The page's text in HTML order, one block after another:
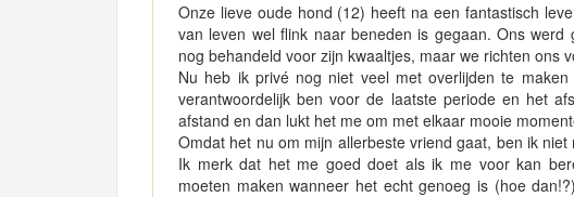
Onze lieve oude hond (12) heeft na een fantastisch
van leven wel flink naar beneden is gegaan. Ons
nog behandeld voor zijn kwaaltjes, maar we richten ons
Nu heb ik privé nog niet veel met overlijden te
verantwoordelijk ben voor de laatste periode en het
afstand en dan lukt het me om met elkaar mooie
Omdat het nu om mijn allerbeste vriend gaat, ben ik
Ik merk dat het me goed doet als ik me voor kan
moeten maken wanneer het echt genoeg is (hoe